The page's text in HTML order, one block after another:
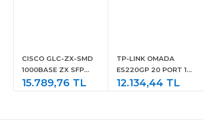
CISCO GLC-ZX-SMD
1000BASE ZX SFP
TRANSCEIVER
MODULE SMF 1550NM
15.789,76 TL
TP-LINK OMADA
ES220GP 20 PORT 16
X PoE+ GIGABIT
KOLAY YONETILEBILIR
12.134,44 TL